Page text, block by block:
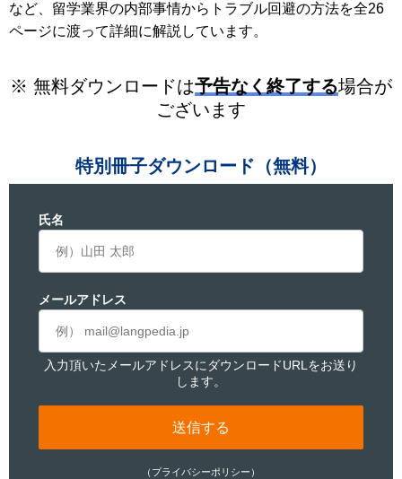
など、留学業界の内部事情からトラブル回避の方法を全26
ページに渡って詳細に解説しています。
※ 無料ダウンロードは予告なく終了する場合が
ございます
特別冊子ダウンロード（無料）
氏名
メールアドレス
入力頂いたメールアドレスにダウンロードURLをお送り
します。
（プライバシーポリシー）